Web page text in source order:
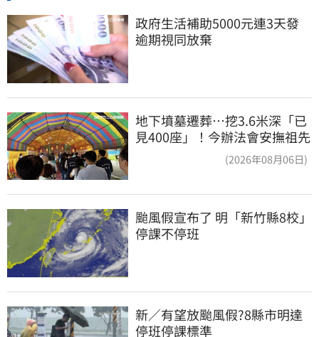
政府生活補助5000元連3天發
逾期視同放棄
地下墳墓遷葬…挖3.6米深「已
見400座」！今辦法會安撫祖先
(2026年08月06日)
颱風假宣布了 明「新竹縣8校」
停課不停班
新／有望放颱風假?8縣市明達
停班停課標準